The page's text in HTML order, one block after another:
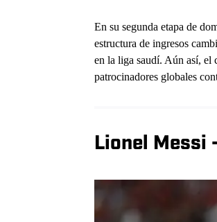
En su segunda etapa de
estructura de ingresos
en la liga saudí. Aún así, el
patrocinadores globales
Lionel Messi